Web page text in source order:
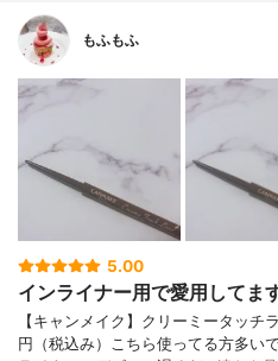
もふもふ
5.00
インライナー用で愛用してま
【キャンメイク】クリーミータッチ
円（税込み）こちら使ってる方多い